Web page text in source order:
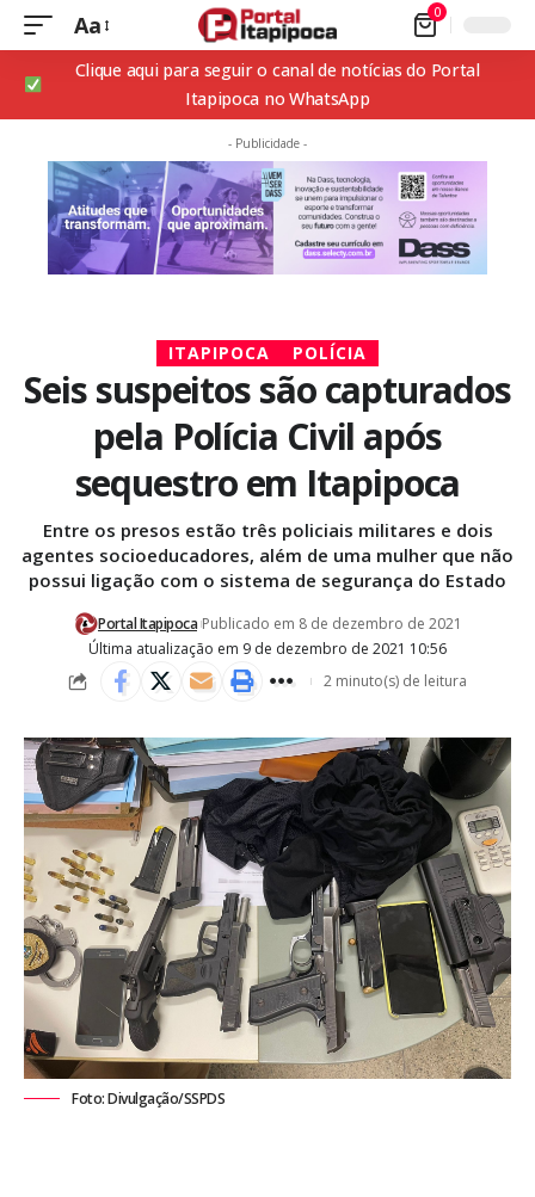
Aa 0
Clique aqui para seguir o canal de notícias do Portal
Itapipoca no WhatsApp
- Publicidade -
ITAPIPOCA POLÍCIA
Seis suspeitos são capturados
pela Polícia Civil após
sequestro em Itapipoca
Entre os presos estão três policiais militares e dois
agentes socioeducadores, além de uma mulher que não
possui ligação com o sistema de segurança do Estado
Última atualização em 9 de dezembro de 2021 10:56
Portal Itapipoca Publicado em 8 de dezembro de 2021
2 minuto(s) de leitura
Foto: Divulgação/SSPDS